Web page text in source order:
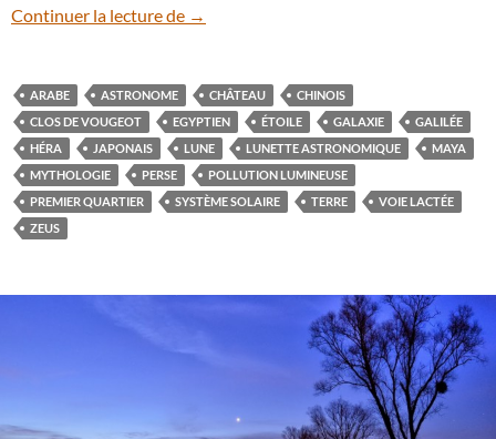
Continuer la lecture de La Voie lactée et le château
→
ARABE ASTRONOME CHÂTEAU
CHINOIS
CLOS DE VOUGEOT
EGYPTIEN ÉTOILE GALAXIE
GALILÉE
HÉRA
JAPONAIS LUNE LUNETTE ASTRONOMIQUE
MAYA
MYTHOLOGIE
PERSE
POLLUTION LUMINEUSE
PREMIER QUARTIER
SYSTÈME SOLAIRE TERRE
VOIE LACTÉE
ZEUS